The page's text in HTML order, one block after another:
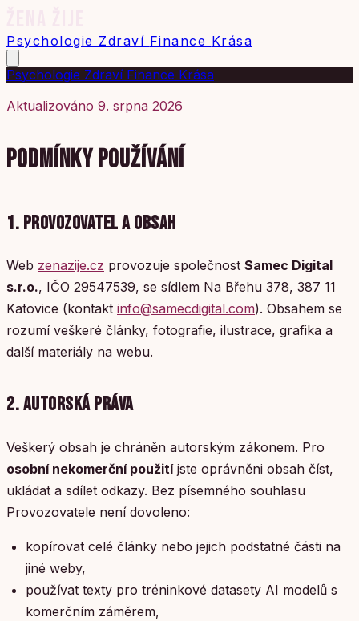
Psychologie Zdraví Finance Krása
Psychologie Zdraví Finance Krása
Aktualizováno 9. srpna 2026
PODMÍNKY POUŽÍVÁNÍ
1. PROVOZOVATEL A OBSAH
Web zenazije.cz provozuje společnost Samec Digital
s.r.o., IČO 29547539, se sídlem Na Břehu 378, 387 11
Katovice (kontakt info@samecdigital.com). Obsahem se
rozumí veškeré články, fotografie, ilustrace, grafika a
další materiály na webu.
2. AUTORSKÁ PRÁVA
Veškerý obsah je chráněn autorským zákonem. Pro
osobní nekomerční použitíjste oprávněni obsah číst,
ukládat a sdílet odkazy. Bez písemného souhlasu
Provozovatele není dovoleno:
kopírovat celé články nebo jejich podstatné části na
jiné weby,
používat texty pro tréninkové datasety AI modelů s
komerčním záměrem,